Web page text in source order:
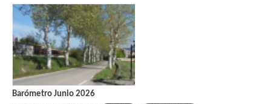
Barómetro Junio 2026